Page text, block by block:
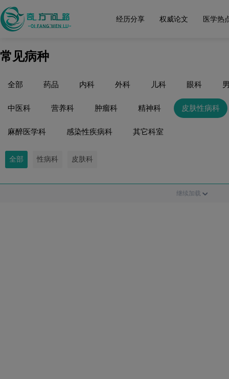
经历分享 权威论文 医学热
常见病种
全部 药品 内科 外科 儿科 眼科
中医科 营养科 肿瘤科 精神科 皮肤性病科
麻醉医学科 感染性疾病科 其它科室
全部 性病科 皮肤科
继续加载